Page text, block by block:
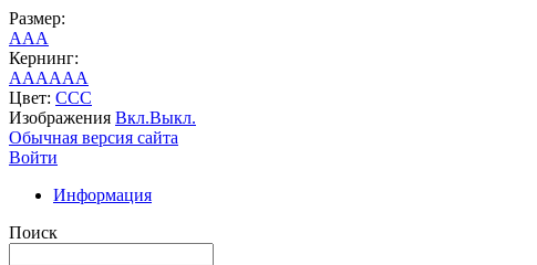
Размер:
AAA
Кернинг:
AAAAAA
Цвет: CCC
Изображения Вкл.Выкл.
Обычная версия сайта
Войти
Информация
Поиск